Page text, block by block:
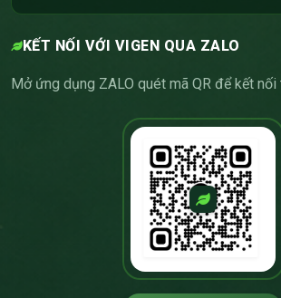
KẾT NỐI VỚI VIGEN QUA ZALO
Mở ứng dụng ZALO quét mã QR để kết